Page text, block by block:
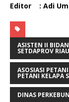
Editor : Adi
ASISTEN II
SETDAPROV RIAU
ASOSIASI
PETANI KELAPA
DINAS